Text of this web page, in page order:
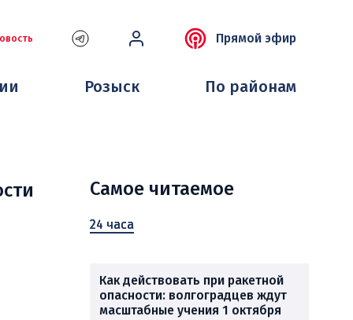
Прямой эфир
Розыск По районам
Самое читаемое
24 часа
Как действовать при ракетной
опасности: волгоградцев ждут
масштабные учения 1 октября